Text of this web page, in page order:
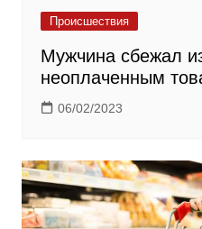
Происшествия
Мужчина сбежал
неоплаченным
06/02/2023